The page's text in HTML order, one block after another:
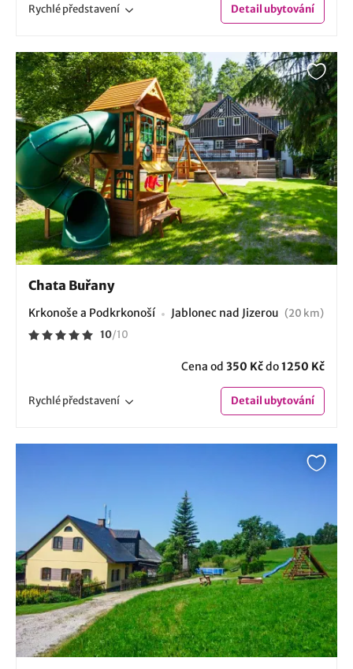
Rychlépředstavení Detailubytování
Chata Buřany
Krkonoše a Podkrkonoší Jablonec nad Jizerou (20 km)
10/10
Cena od 350 Kčdo1250 Kč
Rychlépředstavení Detailubytování